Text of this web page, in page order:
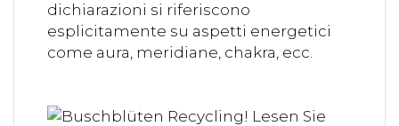
dichiarazioni si riferiscono
esplicitamente su aspetti energetici
come aura, meridiane, chakra, ecc.